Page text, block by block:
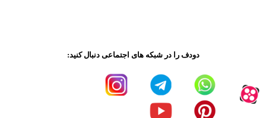
دودف را در شبکه های اجتماعی دنبال کنید: